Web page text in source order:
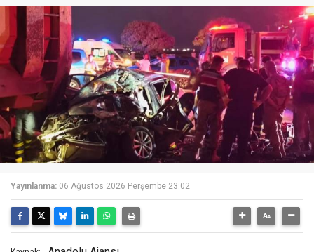
Yayınlanma: 06 Ağustos 2026 Perşembe 23:02